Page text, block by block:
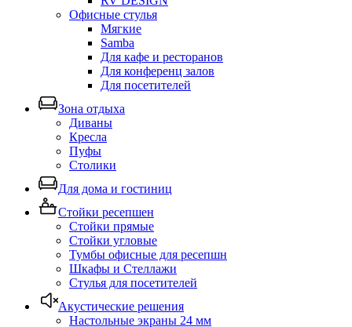
Офисные стулья
Мягкие
Samba
Для кафе и ресторанов
Для конференц залов
Для посетителей
Зона отдыха
Диваны
Кресла
Пуфы
Столики
Для дома и гостиниц
Стойки ресепшен
Стойки прямые
Стойки угловые
Тумбы офисные для ресепшн
Шкафы и Стеллажи
Стулья для посетителей
Акустические решения
Настольные экраны 24 мм